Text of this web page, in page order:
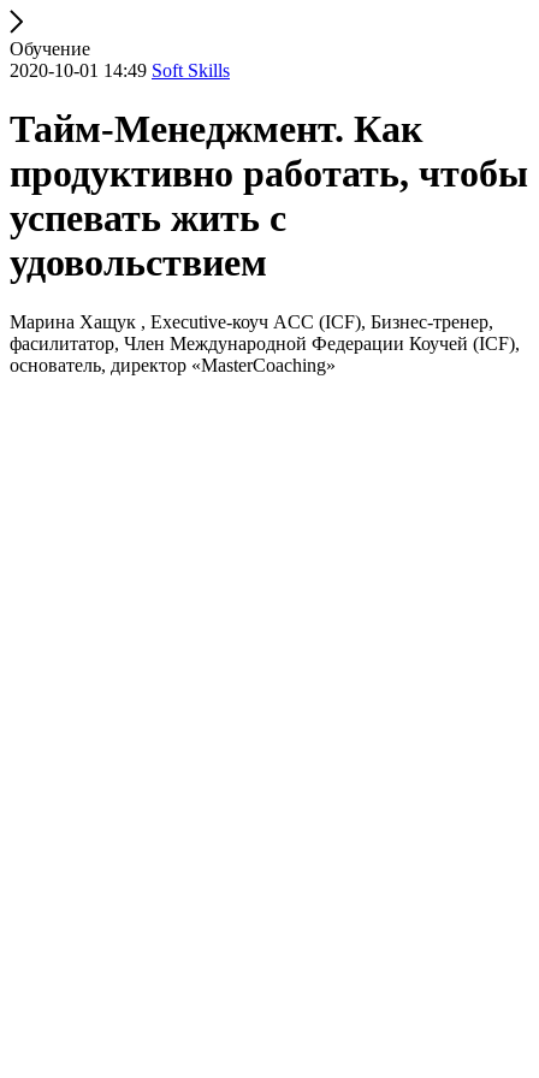
Обучение
2020-10-01 14:49 Soft Skills
Тайм-Менеджмент. Как
продуктивно работать, чтобы
успевать жить с
удовольствием
Марина Хащук , Executive-коуч ACC (ICF), Бизнес-тренер,
фасилитатор, Член Международной Федерации Коучей (ICF),
основатель, директор «MasterCoaching»